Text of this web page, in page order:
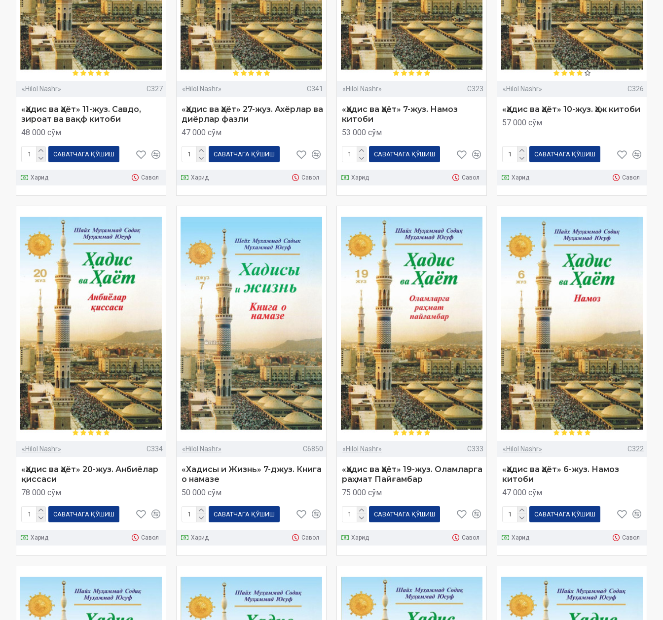
«Hilol Nashr» C327
«Ҳадис ва Ҳаёт» 11-жуз. Савдо,
зироат ва вақф китоби
48 000 сўм
САВАТЧАГА ҚЎШИШ
Харид Савол
«Hilol Nashr» C341
«Ҳадис ва Ҳаёт» 27-жуз. Ахёрлар ва
диёрлар фазли
47 000 сўм
САВАТЧАГА ҚЎШИШ
Харид Савол
«Hilol Nashr» C323
«Ҳадис ва Ҳаёт» 7-жуз. Намоз
китоби
53 000 сўм
САВАТЧАГА ҚЎШИШ
Харид Савол
«Hilol Nashr» C326
«Ҳадис ва Ҳаёт» 10-жуз. Ҳаж китоби
57 000 сўм
САВАТЧАГА ҚЎШИШ
Харид Савол
«Hilol Nashr» C334
«Ҳадис ва Ҳаёт» 20-жуз. Анбиёлар
қиссаси
78 000 сўм
САВАТЧАГА ҚЎШИШ
Харид Савол
«Hilol Nashr» C6850
«Хадисы и Жизнь» 7-джуз. Книга
о намазе
50 000 сўм
САВАТЧАГА ҚЎШИШ
Харид Савол
«Hilol Nashr» C333
«Ҳадис ва Ҳаёт» 19-жуз. Оламларга
раҳмат Пайғамбар
75 000 сўм
САВАТЧАГА ҚЎШИШ
Харид Савол
«Hilol Nashr» C322
«Ҳадис ва Ҳаёт» 6-жуз. Намоз
китоби
47 000 сўм
САВАТЧАГА ҚЎШИШ
Харид Савол